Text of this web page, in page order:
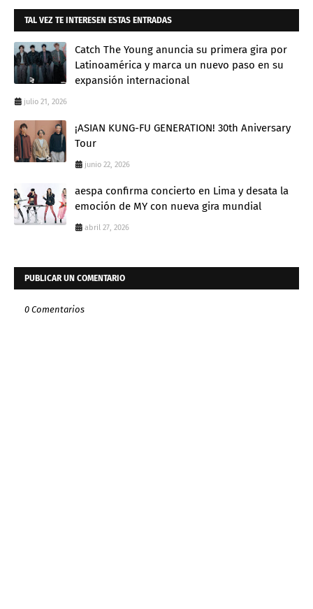
TAL VEZ TE INTERESEN ESTAS ENTRADAS
Catch The Young anuncia su primera gira por
Latinoamérica y marca un nuevo paso en su
expansión internacional
julio 21, 2026
¡ASIAN KUNG-FU GENERATION! 30th Aniversary
Tour
junio 22, 2026
aespa confirma concierto en Lima y desata la
emoción de MY con nueva gira mundial
abril 27, 2026
PUBLICAR UN COMENTARIO
0 Comentarios